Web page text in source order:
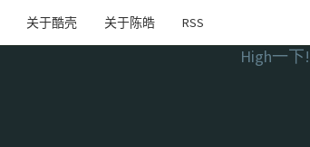
关于酷壳 关于陈皓 RSS
High一下!